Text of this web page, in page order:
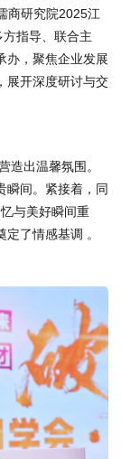
商研究院2025江
指导、联合主
办，聚焦企业发展
展开深度研讨与交
造出温馨氛围。
瞬间。紧接着，同
与美好瞬间重
了情感基调 。